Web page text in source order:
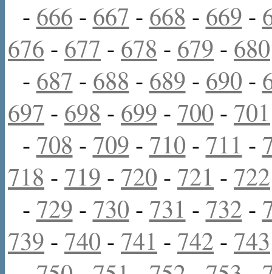
- 666 - 667 - 668 - 669 -
676 - 677 - 678 - 679 - 680
- 687 - 688 - 689 - 690 -
697 - 698 - 699 - 700 - 701
- 708 - 709 - 710 - 711 -
718 - 719 - 720 - 721 - 722
- 729 - 730 - 731 - 732 -
739 - 740 - 741 - 742 - 743